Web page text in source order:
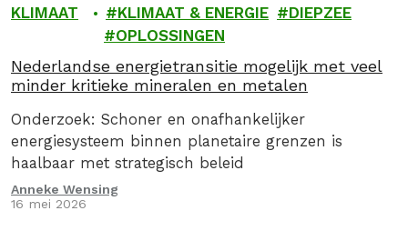
KLIMAAT KLIMAAT & ENERGIE
DIEPZEE
OPLOSSINGEN
Nederlandse energietransitie mogelijk met veel
minder kritieke mineralen en metalen
Onderzoek: Schoner en onafhankelijker
energiesysteem binnen planetaire grenzen is
haalbaar met strategisch beleid
Anneke Wensing
16 mei 2026